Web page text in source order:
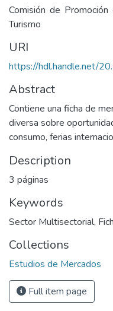
Comisión de
Turismo
URI
https://hdl.handle.net/
Abstract
Contiene una ficha de
diversa sobre
consumo, ferias
Description
3 páginas
Keywords
Sector Multisectorial,
Collections
Estudios de Mercados
Full item page